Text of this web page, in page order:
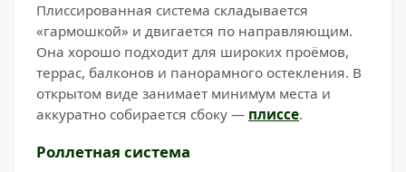
Плиссированная система складывается
«гармошкой» и двигается по направляющим.
Она хорошо подходит для широких проёмов,
террас, балконов и панорамного остекления. В
открытом виде занимает минимум места и
аккуратно собирается сбоку — плиссе.
Роллетная система